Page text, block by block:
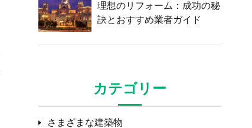
理想のリフォーム：成功の秘
訣とおすすめ業者ガイド
カテゴリー
さまざまな建築物